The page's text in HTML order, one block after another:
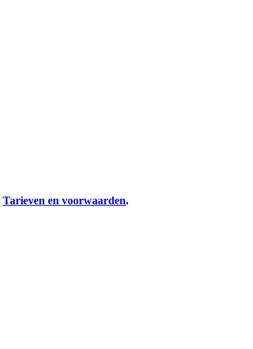
Tarieven en voorwaarden.